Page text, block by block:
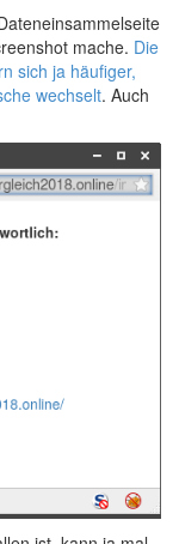
mache. Die
sich ja häufiger,
wechselt. Auch